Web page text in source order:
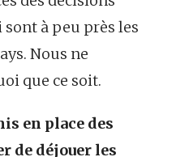
à peu près les
Nous ne
que ce soit.
en place des
de déjouer les